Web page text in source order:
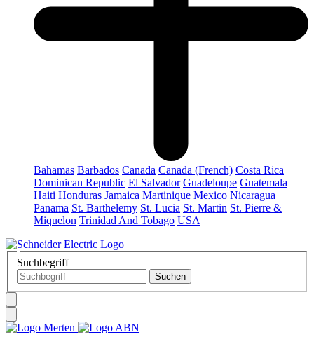
Bahamas Barbados Canada Canada (French) Costa Rica
Dominican Republic El Salvador Guadeloupe Guatemala
Haiti Honduras Jamaica Martinique Mexico Nicaragua
Panama St. Barthelemy St. Lucia St. Martin St. Pierre &
Miquelon Trinidad And Tobago USA
Suchbegriff